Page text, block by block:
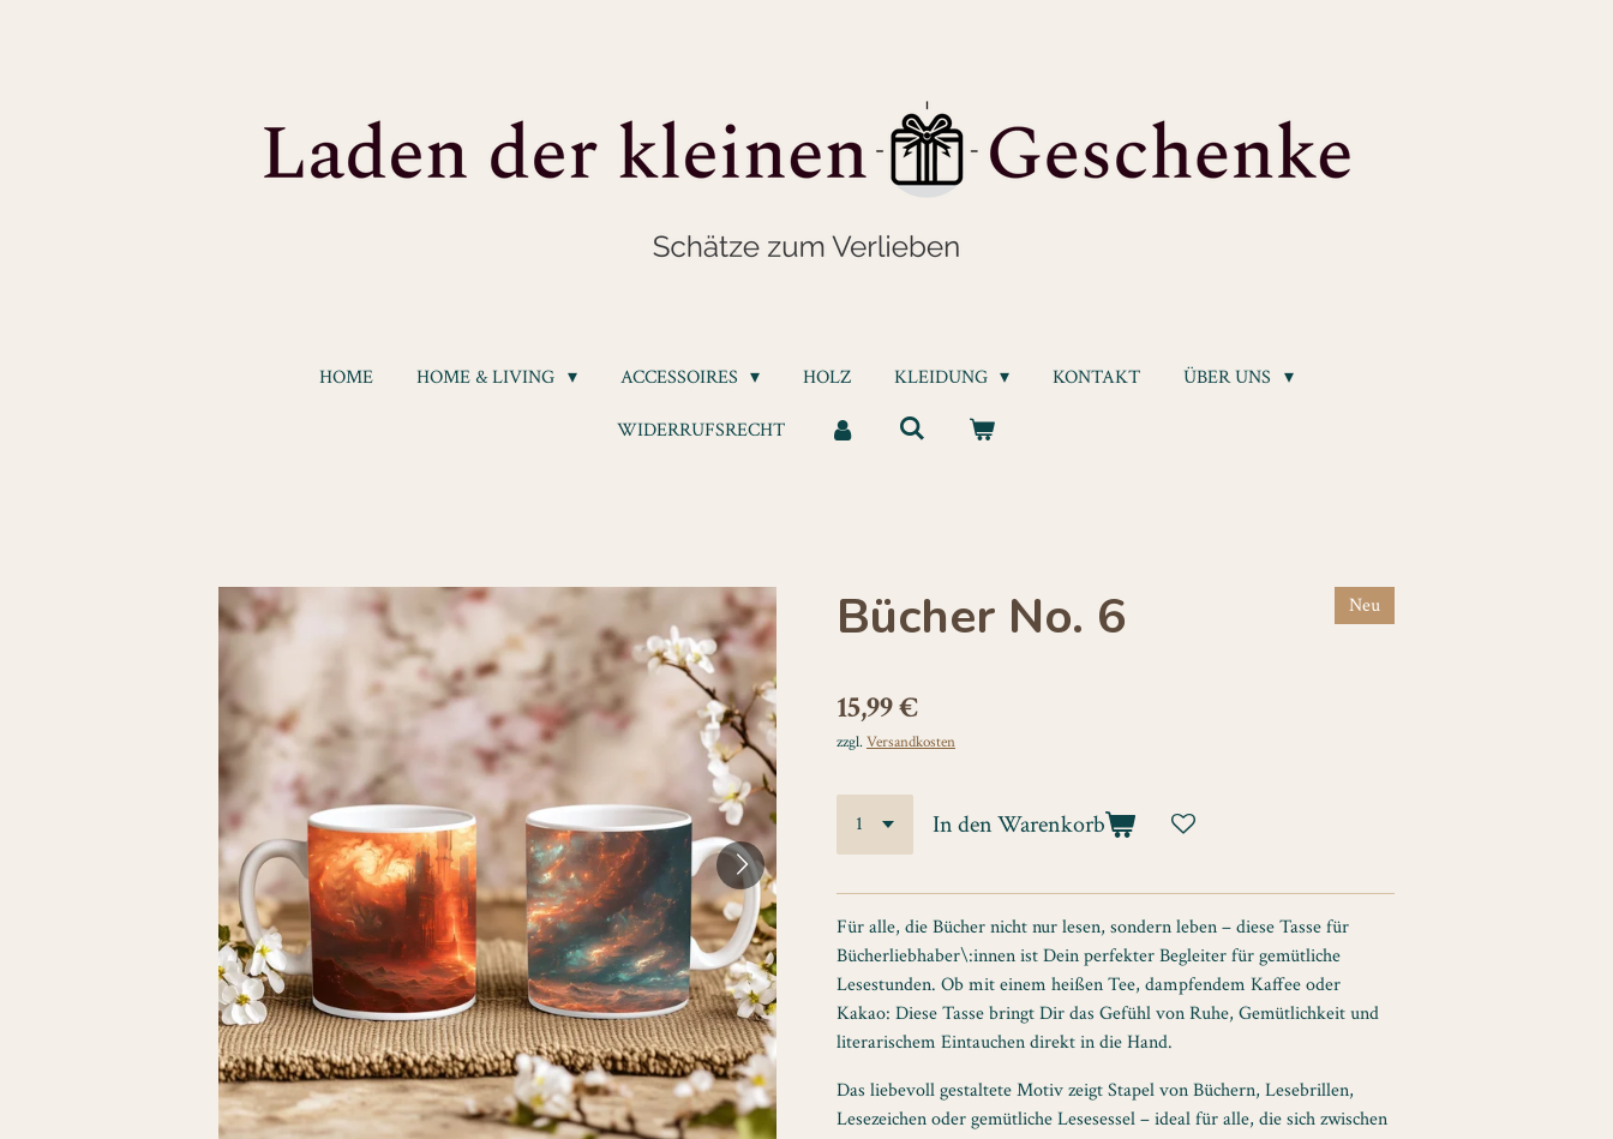
HOME HOME & LIVING ACCESSOIRES HOLZ KLEIDUNG KONTAKT ÜBER UNS
WIDERRUFSRECHT
Bücher No. 6 Neu
15,99 €
zzgl.Versandkosten
In den Warenkorb
Für alle, die Bücher nicht nur lesen, sondern leben – diese Tasse für
Bücherliebhaber\:innen ist Dein perfekter Begleiter für gemütliche
Lesestunden. Ob mit einem heißen Tee, dampfendem Kaffee oder
Kakao: Diese Tasse bringt Dir das Gefühl von Ruhe, Gemütlichkeit und
literarischem Eintauchen direkt in die Hand.
Das liebevoll gestaltete Motiv zeigt Stapel von Büchern, Lesebrillen,
Lesezeichen oder gemütliche Lesesessel – ideal für alle, die sich zwischen